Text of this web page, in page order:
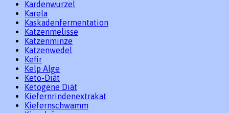
Kardenwurzel
Karela
Kaskadenfermentation
Katzenmelisse
Katzenminze
Katzenwedel
Kefir
Kelp Alge
Keto-Diät
Ketogene Diät
Kiefernrindenextrakat
Kiefernschwamm